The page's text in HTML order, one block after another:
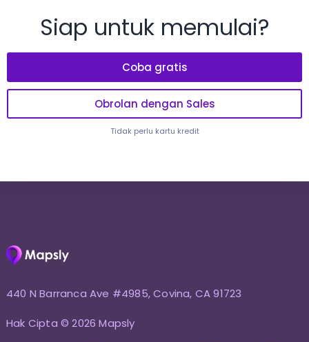
Siap untuk memulai?
Coba gratis
Obrolan dengan Sales
Tidak perlu kartu kredit
440 N Barranca Ave #4985, Covina, CA 91723
Hak Cipta © 2026 Mapsly